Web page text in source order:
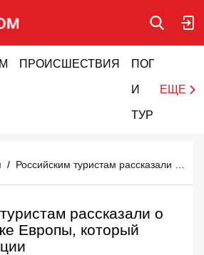
ПРОИСШЕСТВИЯ ПОГОДА
И
ТУРИЗМ
ЕЩЕ
/
рассказали о
Европы, который